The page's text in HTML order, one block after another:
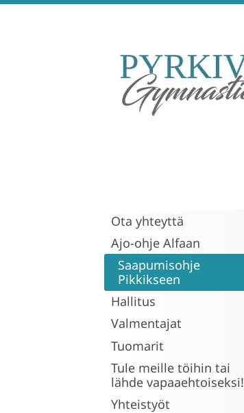
Pyrkivä Gymnastics
Ota yhteyttä
Ajo-ohje Alfaan
Saapumisohje
Pikkikseen
Hallitus
Valmentajat
Tuomarit
Tule meille töihin tai
lähde vapaaehtoiseksi!
Yhteistyöt